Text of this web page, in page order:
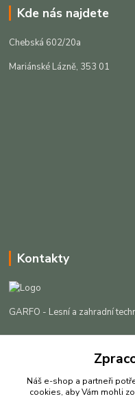
Kde nás najdete
Chebská 602/20a
Mariánské Lázně, 353 01
Kontakty
GARFO - Lesní a zahradní
+420 725
info@garfo.cz
Náš e-shop a partneři
cookies, aby Vám mohli